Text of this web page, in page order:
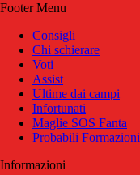
Footer Menu
Consigli
Chi schierare
Voti
Assist
Ultime dai campi
Infortunati
Maglie SOS Fanta
Probabili Formazioni
Informazioni